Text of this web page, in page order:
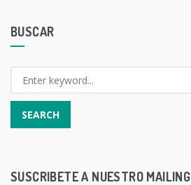
BUSCAR
SUSCRIBETE A NUESTRO MAILING